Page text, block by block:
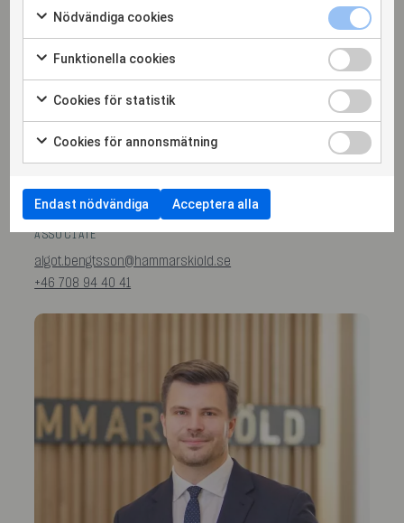
Algot Bengtsson
ASSOCIATE
algot.bengtsson@hammarskiold.se
+46 708 94 40 41
Nödvändiga cookies
Funktionella cookies
Cookies för statistik
Cookies för annonsmätning
Endast nödvändiga Acceptera alla